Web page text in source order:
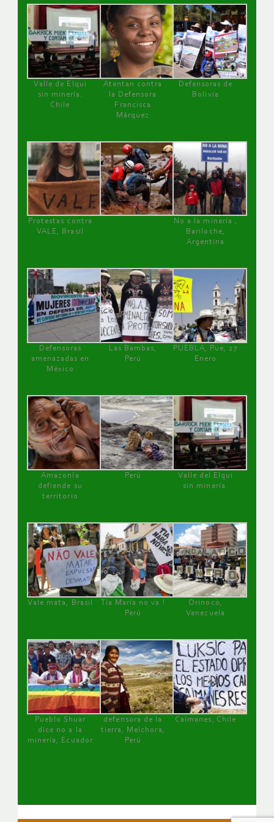
Valle de Elqui
sin minería.
Chile
Atentan contra
la Defensora
Francisca
Márquez
Defensoras de
Bolivia
Protestas contra
VALE, Brasil
No a la minería ,
Bariloche,
Argentina
Defensoras
amenazadas en
México
Las Bambas,
Perú
PUEBLA, Pue, 27
Enero
Amazonía
defiende su
territorio
Perú
Valle del Elqui
sin minería.
Vale mata, Brasil
Tía María no va !
Perú
Orinoco,
Venezuela
Pueblo Shuar
dice no a la
minería, Ecuador
defensora de la
tierra, Melchora,
Perú
Caimanes, Chile